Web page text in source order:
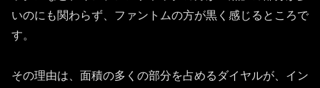
いのにも関わらず、ファントムの方が黒く感じるところで
す。
その理由は、面積の多くの部分を占めるダイヤルが、イン